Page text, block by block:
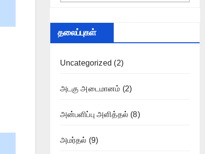
தலைப்புகள்
Uncategorized (2)
அடகு அடைமானம் (2)
அன்பளிப்பு அளித்தல் (8)
அமர்தல் (9)